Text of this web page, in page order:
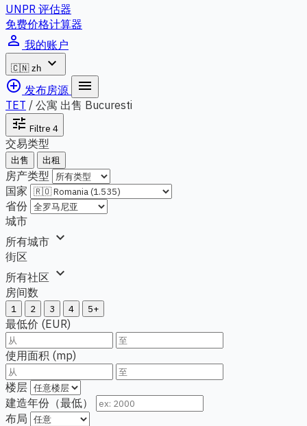
UNPR 评估器
免费价格计算器
person_outline 我的账户
🇨🇳 zh
expand_more
add_circle_outline 发布房源 menu
TET / 公寓 出售 Bucuresti
tune Filtre 4
交易类型
出售 出租
房产类型
国家
省份
城市
所有城市 expand_more
街区
所有社区 expand_more
房间数
1 2 3 4 5+
最低价 (EUR)
使用面积 (mp)
楼层
建造年份（最低）
布局